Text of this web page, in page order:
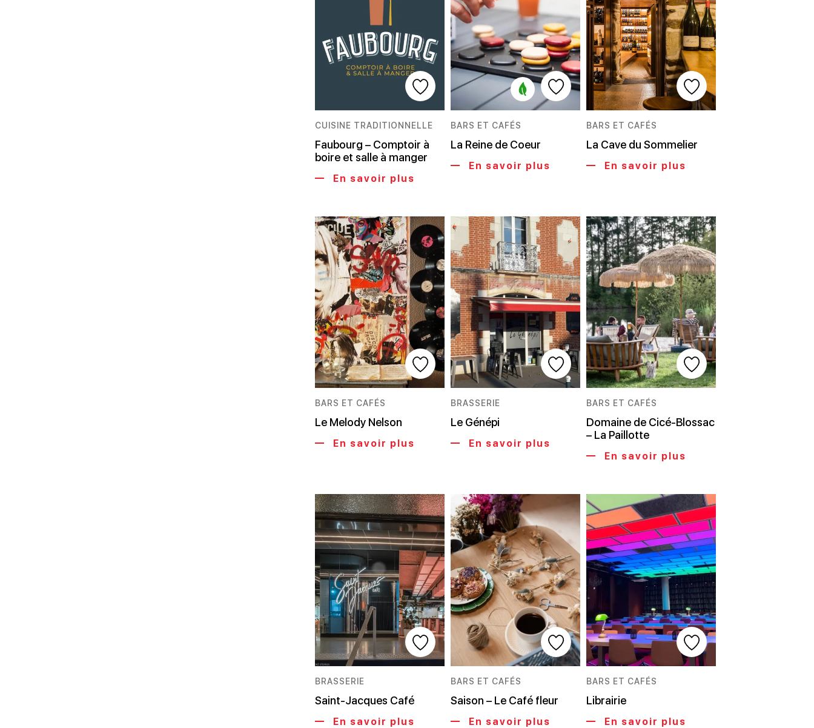
CUISINE TRADITIONNELLE
Faubourg – Comptoir à
boire et salle à manger
En savoir plus
BARS ET CAFÉS
La Reine de Coeur
En savoir plus
BARS ET CAFÉS
La Cave du Sommelier
En savoir plus
BARS ET CAFÉS
Le Melody Nelson
En savoir plus
BRASSERIE
Le Génépi
En savoir plus
BARS ET CAFÉS
Domaine de Cicé-Blossac
– La Paillotte
En savoir plus
BRASSERIE
Saint-Jacques Café
En savoir plus
BARS ET CAFÉS
Saison – Le Café fleur
En savoir plus
BARS ET CAFÉS
Librairie
En savoir plus